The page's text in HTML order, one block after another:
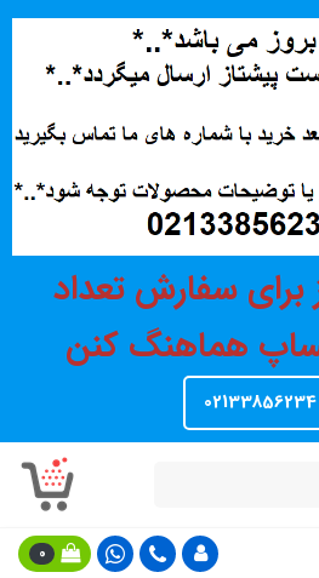
برای سفارش تعداد
هماهنگ کنن
02133856234
0